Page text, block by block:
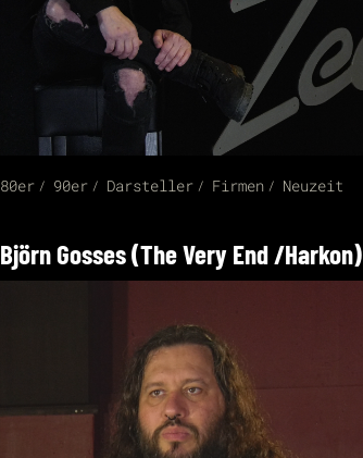
80er 90er Darsteller Firmen Neuzeit
Björn Gosses (The Very End /Harkon)